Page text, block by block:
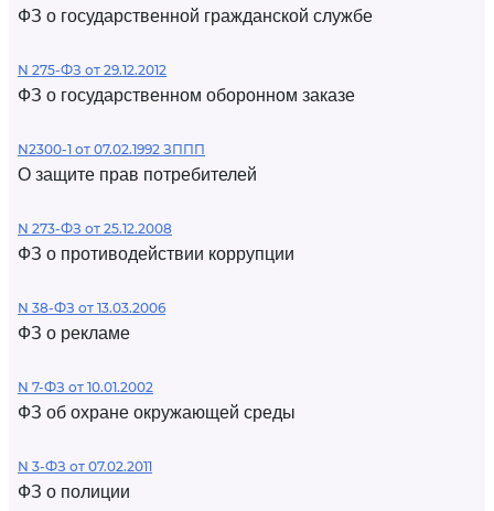
ФЗ о государственной гражданской службе
N 275-ФЗ от 29.12.2012
ФЗ о государственном оборонном заказе
N2300-1 от 07.02.1992 ЗППП
О защите прав потребителей
N 273-ФЗ от 25.12.2008
ФЗ о противодействии коррупции
N 38-ФЗ от 13.03.2006
ФЗ о рекламе
N 7-ФЗ от 10.01.2002
ФЗ об охране окружающей среды
N 3-ФЗ от 07.02.2011
ФЗ о полиции